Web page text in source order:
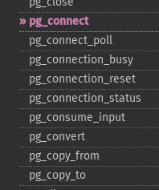
pg_​connect
pg_​connect_​poll
pg_​connection_​busy
pg_​connection_​reset
pg_​connection_​status
pg_​consume_​input
pg_​convert
pg_​copy_​from
pg_​copy_​to